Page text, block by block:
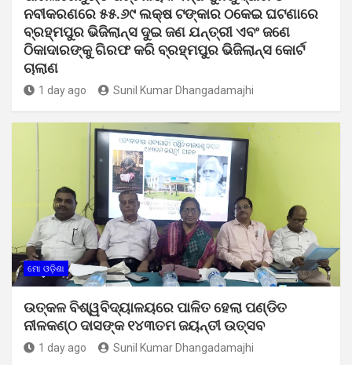
ନବୀକରଣରେ ୫୫.୬୯ ଲକ୍ଷ ଟଙ୍କାର ଠକେଇ ଘଟଣାରେ
ବ୍ରହ୍ମପୁର ଭିଜିଲାନ୍ସ ଦୁଇ ଜଣ ଯନ୍ତ୍ରୀ ଏବଂ ଜଣେ
ଠିକାଦାରଙ୍କୁ ଗିରଫ କରି ବ୍ରହ୍ମପୁର ଭିଜିଲାନ୍ସ କୋର୍ଟ
ଚାଲାଣ
1 day ago Sunil Kumar Dhangadamajhi
ମୋ ଓଡ଼ିଶା
ଉତ୍କଳ ବିଶ୍ୱବିଦ୍ୟାଳୟରେ ପାଳିତ ହେଲା ପଣ୍ଡିତ
ନୀଳକଣ୍ଠ ଦାସଙ୍କ ୧୪୩ତମ ଜୟନ୍ତୀ ଉତ୍ସବ
1 day ago Sunil Kumar Dhangadamajhi